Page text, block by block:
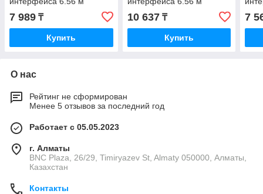
7 989 ₸
Купить
10 637₸
Купить
7
О нас
Рейтинг не сформирован
Менее 5 отзывов за последний год
Работает с 05.05.2023
г. Алматы
BNC Plaza, 26/29, Timiryazev St, Almaty 050000, Алматы,
Казахстан
Контакты